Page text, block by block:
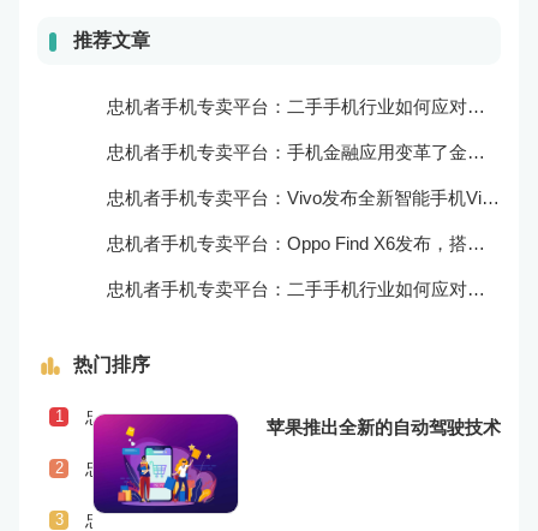
推荐文章
忠机者手机专卖平台：二手手机行业如何应对自动化生产的趋势
忠机者手机专卖平台：手机金融应用变革了金融行业
忠机者手机专卖平台：Vivo发布全新智能手机Vivo Y90
忠机者手机专卖平台：Oppo Find X6发布，搭载高通骁龙898芯片
忠机者手机专卖平台：二手手机行业如何应对物流运营的优化
热门排序
苹果推出全新的自动驾驶技术
1 忠机者手机专卖平台：二手手机行业如何应对社会民生问题
2 忠机者手机专卖平台：LG发布Wing智能手机，支持双屏交互
3 忠机者手机专卖平台：二手手机行业如何应对供应链管理的挑战